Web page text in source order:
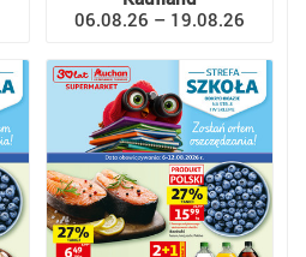
06.08.26 – 19.08.26